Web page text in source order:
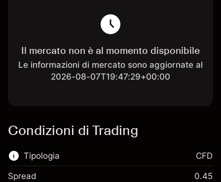
Il mercato non è al momento disponibile
Le informazioni di mercato sono aggiornate al
2026-08-07T19:47:29+00:00
Condizioni di Trading
Tipologia CFD
Spread 0.45